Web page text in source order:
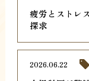
疲労とストレ
探求
2026.06.22